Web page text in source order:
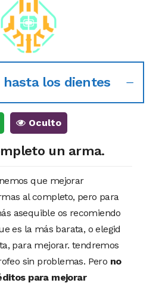
hasta los dientes
Oculto
un arma.
que mejorar
al completo, pero para
asequible os recomiendo
es la más barata, o elegid
para mejorar. tendremos
sin problemas. Pero no
para mejorar